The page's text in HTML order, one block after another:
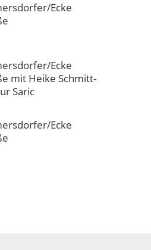
Ecke
Ecke
mit Heike Schmitt-
Saric
Ecke